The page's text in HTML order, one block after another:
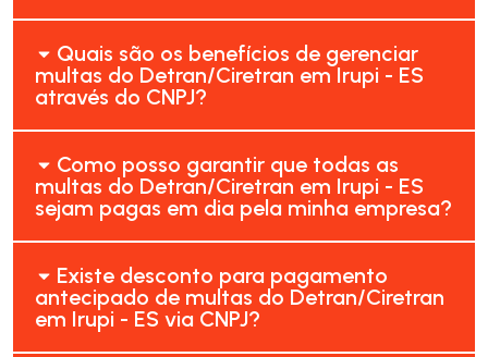
Quais são os benefícios de gerenciar
multas do Detran/Ciretran em Irupi - ES
através do CNPJ?
Como posso garantir que todas as
multas do Detran/Ciretran em Irupi - ES
sejam pagas em dia pela minha empresa?
Existe desconto para pagamento
antecipado de multas do Detran/Ciretran
em Irupi - ES via CNPJ?